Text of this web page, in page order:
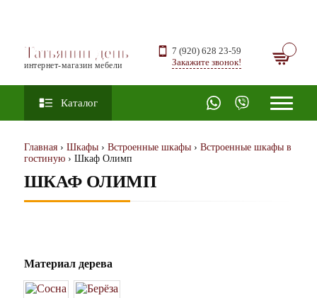
Татьянин день
интернет-магазин мебели
7 (920) 628 23-59
Закажите звонок!
Каталог
Главная › Шкафы › Встроенные шкафы › Встроенные шкафы в
гостиную › Шкаф Олимп
ШКАФ ОЛИМП
Материал дерева